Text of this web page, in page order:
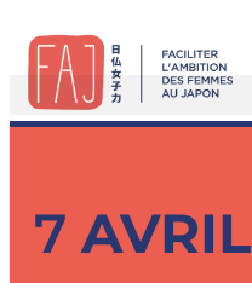
7AVRIL